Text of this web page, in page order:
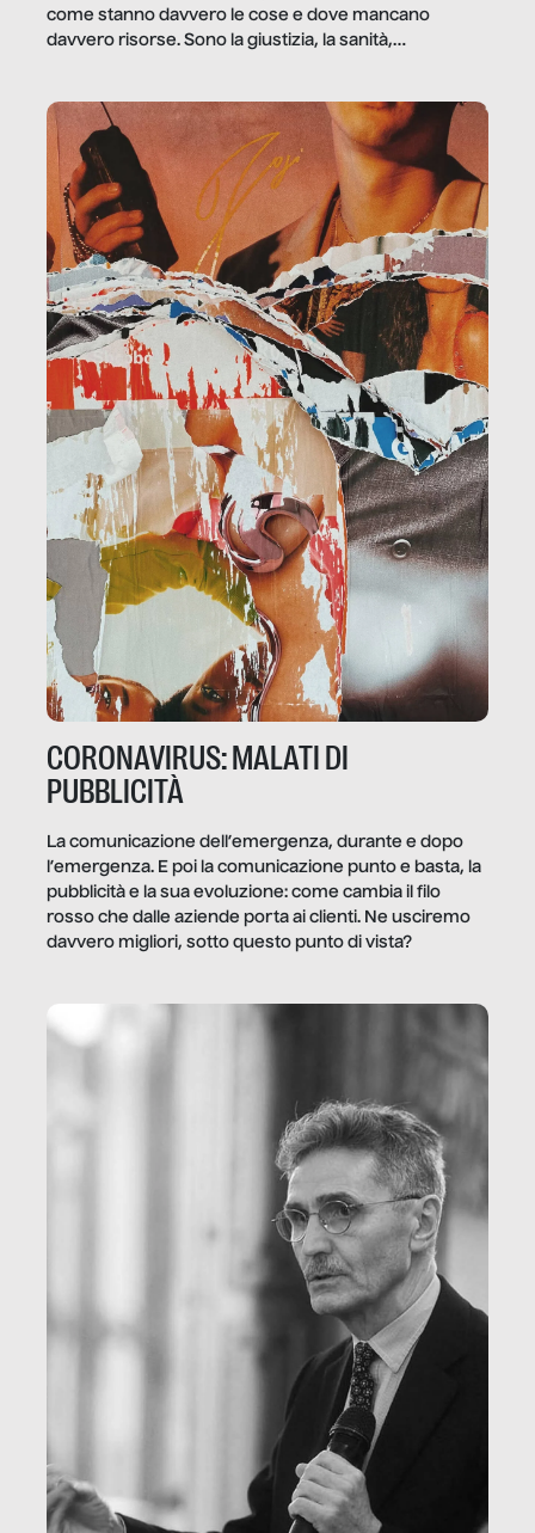
come stanno davvero le cose e dove mancano
davvero risorse. Sono la giustizia, la sanità,
CORONAVIRUS: MALATI DI
PUBBLICITÀ
La comunicazione dell’emergenza, durante e dopo
l’emergenza. E poi la comunicazione punto e basta, la
pubblicità e la sua evoluzione: come cambia il filo
rosso che dalle aziende porta ai clienti. Ne usciremo
davvero migliori, sotto questo punto di vista?